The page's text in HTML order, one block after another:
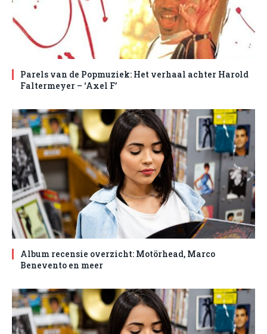
Parels van de Popmuziek: Het verhaal achter Harold
Faltermeyer – ‘Axel F’
Album recensie overzicht: Motörhead, Marco
Benevento en meer